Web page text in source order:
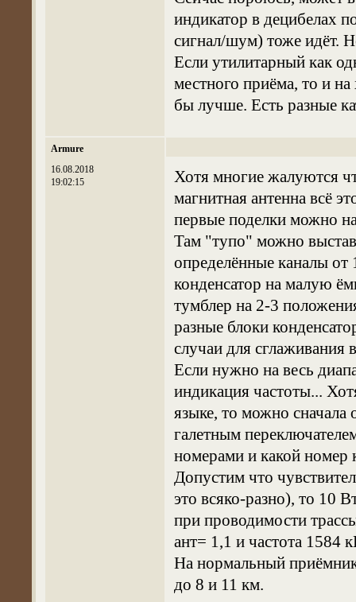
индикатор в децибелах
сигнал/шум) тоже идёт.
Если утилитарный как
местного приёма, то и
бы лучше. Есть разные
Armure
16.08.2018
19:02:15
Хотя многие жалуются
магнитная антенна всё
первые поделки можно
Там "тупо" можно
определённые каналы от
конденсатор на малую
тумблер на 2-3
разные блоки
случаи для сглаживания
Если нужно на весь
индикация частоты...
языке, то можно
галетным
номерами и какой номер
Допустим что
это всяко-разно), то 10
при проводимости
ант= 1,1 и частота
На нормальный
до 8 и 11 км.